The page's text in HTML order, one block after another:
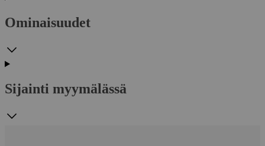
Ominaisuudet
Sijainti myymälässä